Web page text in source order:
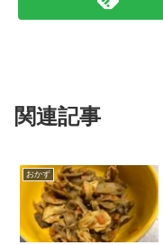
関連記事
おかず